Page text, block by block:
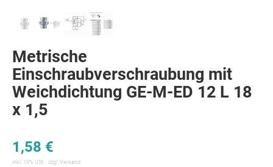
Metrische
Einschraubverschraubung mit
Weichdichtung GE-M-ED 12 L 18
x 1,5
1,58 €
inkl. 19% USt. , zzgl. Versand